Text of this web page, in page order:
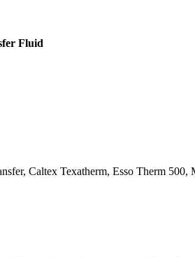
Fluid
Texatherm, Esso Therm 500,